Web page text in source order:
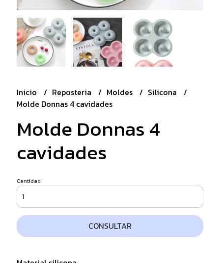
Inicio Reposteria Moldes
Silicona
Molde Donnas 4 cavidades
Molde Donnas 4
cavidades
Cantidad
CONSULTAR